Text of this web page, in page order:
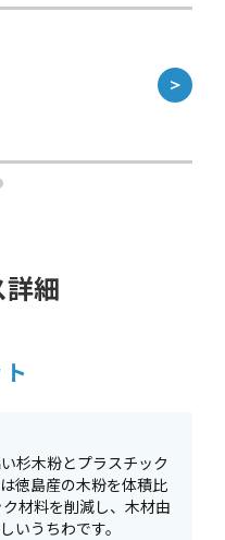
＞
細
杉木粉とプラスチック
徳島産の木粉を体積比
材料を削減し、木材由
いうちわです。